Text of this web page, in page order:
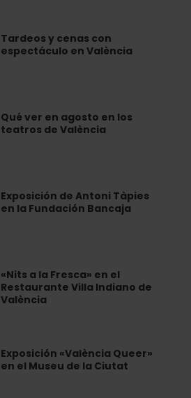
Tardeos y cenas con
espectáculo en València
Qué ver en agosto en los
teatros de València
Exposición de Antoni Tàpies
en la Fundación Bancaja
«Nits a la Fresca» en el
Restaurante Villa Indiano de
València
Exposición «València Queer»
en el Museu de la Ciutat